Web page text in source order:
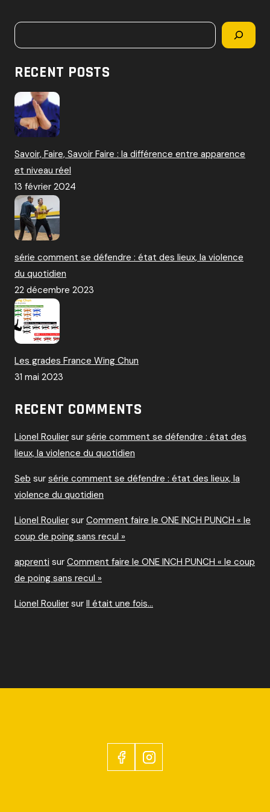
r
Rechercher
RECENT POSTS
Savoir, Faire, Savoir Faire : la différence entre apparence
et niveau réel
13 février 2024
série comment se défendre : état des lieux, la violence
du quotidien
22 décembre 2023
Les grades France Wing Chun
31 mai 2023
RECENT COMMENTS
Lionel Roulier sur série comment se défendre : état des
lieux, la violence du quotidien
Seb sur série comment se défendre : état des lieux, la
violence du quotidien
Lionel Roulier sur Comment faire le ONE INCH PUNCH « le
coup de poing sans recul »
apprenti sur Comment faire le ONE INCH PUNCH « le coup
de poing sans recul »
Lionel Roulier sur Il était une fois…